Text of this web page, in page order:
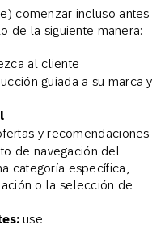
comenzar incluso antes
de la siguiente manera:
al cliente
guiada a su marca y
y recomendaciones
de navegación del
categoría específica,
o la selección de
use